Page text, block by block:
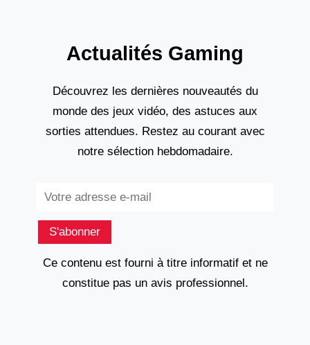
Actualités Gaming
Découvrez les dernières nouveautés du
monde des jeux vidéo, des astuces aux
sorties attendues. Restez au courant avec
notre sélection hebdomadaire.
S'abonner
Ce contenu est fourni à titre informatif et ne
constitue pas un avis professionnel.